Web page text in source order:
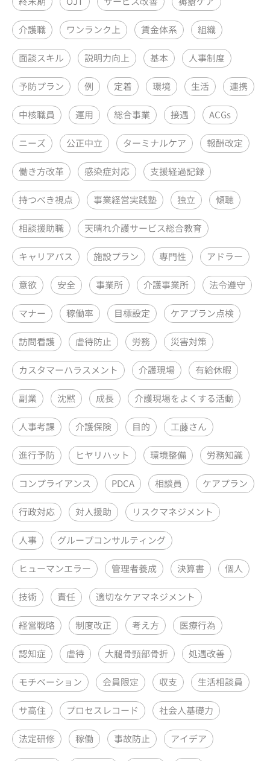
介護職 ワンランク上 賃金体系 組織
面談スキル 説明力向上 基本 人事制度
予防プラン 例 定着 環境 生活 連携
中核職員 運用 総合事業 接遇 ACGs
ニーズ 公正中立 ターミナルケア 報酬改定
働き方改革 感染症対応 支援経過記録
持つべき視点 事業経営実践塾 独立 傾聴
相談援助職 天晴れ介護サービス総合教育
キャリアパス 施設プラン 専門性 アドラー
意欲 安全 事業所 介護事業所 法令遵守
マナー 稼働率 目標設定 ケアプラン点検
訪問看護 虐待防止 労務 災害対策
カスタマーハラスメント 介護現場 有給休暇
副業 沈黙 成長 介護現場をよくする活動
人事考課 介護保険 目的 工藤さん
進行予防 ヒヤリハット 環境整備 労務知識
コンプライアンス PDCA 相談員 ケアプラン
行政対応 対人援助 リスクマネジメント
人事 グループコンサルティング
ヒューマンエラー 管理者養成 決算書 個人
技術 責任 適切なケアマネジメント
経営戦略 制度改正 考え方 医療行為
認知症 虐待 大腿骨頸部骨折 処遇改善
モチベーション 会員限定 収支 生活相談員
サ高住 プロセスレコード 社会人基礎力
法定研修 稼働 事故防止 アイデア